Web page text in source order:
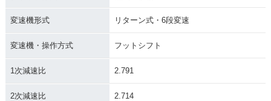
変速機形式 リターン式・6段変速
変速機・操作方式 フットシフト
1次減速比 2.791
2次減速比 2.714